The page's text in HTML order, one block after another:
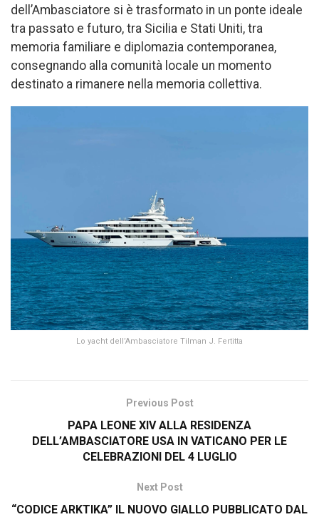
dell’Ambasciatore si è trasformato in un ponte ideale
tra passato e futuro, tra Sicilia e Stati Uniti, tra
memoria familiare e diplomazia contemporanea,
consegnando alla comunità locale un momento
destinato a rimanere nella memoria collettiva.
Lo yacht dell’Ambasciatore Tilman J. Fertitta
Previous Post
PAPA LEONE XIV ALLA RESIDENZA
DELL’AMBASCIATORE USA IN VATICANO PER LE
CELEBRAZIONI DEL 4 LUGLIO
Next Post
“CODICE ARKTIKA” IL NUOVO GIALLO PUBBLICATO DAL